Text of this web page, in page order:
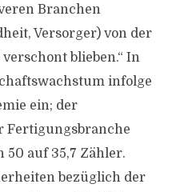
Branchen
Versorger) von der
blieben.“ In
infolge
ein; der
Fertigungsbranche
50 auf 35,7 Zähler.
bezüglich der